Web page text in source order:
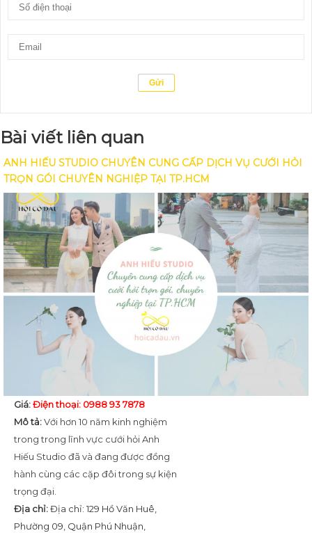
Bài viết liên quan
ANH HIẾU STUDIO CHUYÊN CUNG CẤP DỊCH VỤ CƯỚI HỎI
TRỌN GÓI CHUYÊN NGHIỆP TẠI TP.HCM
Giá:Điện thoại: 0988 93 7878
Mô tả:Với hơn 10 năm kinh nghiệm
trong trong lĩnh vực cưới hỏi Anh
Hiếu Studio đã và đang được đồng
hành cùng các cặp đôi trong sự kiện
trọng đại.
Địa chỉ:Địa chỉ: 129 Hồ Văn Huê,
Phường 09, Quận Phú Nhuận,